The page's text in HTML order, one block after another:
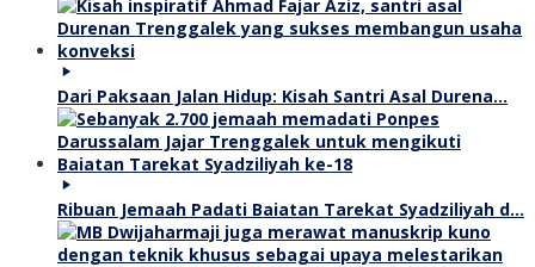
Dari Paksaan Jalan Hidup: Kisah Santri Asal Durena…
Ribuan Jemaah Padati Baiatan Tarekat Syadziliyah d…